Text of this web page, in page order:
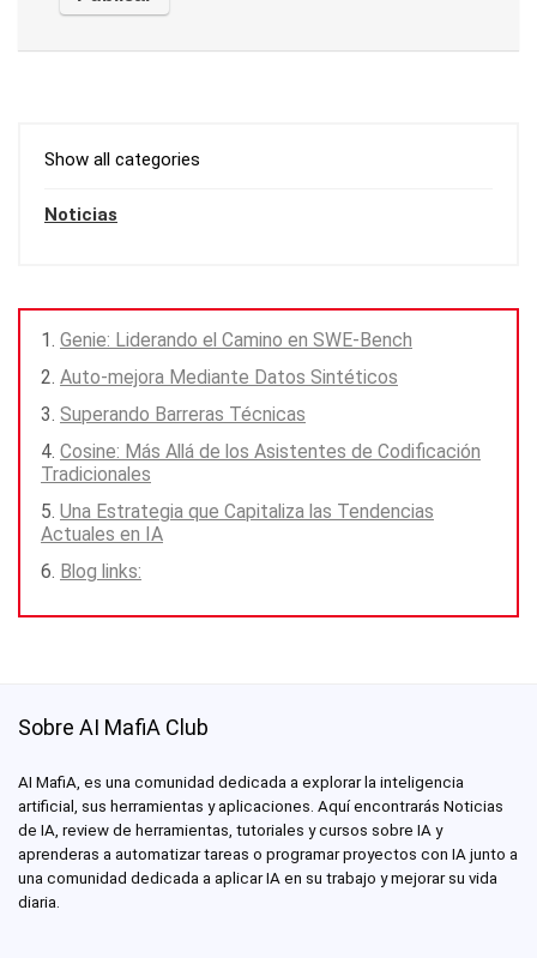
Show all categories
Noticias
Genie: Liderando el Camino en SWE-Bench
Auto-mejora Mediante Datos Sintéticos
Superando Barreras Técnicas
Cosine: Más Allá de los Asistentes de Codificación
Tradicionales
Una Estrategia que Capitaliza las Tendencias
Actuales en IA
Blog links:
Sobre AI MafiA Club
AI MafiA, es una comunidad dedicada a explorar la inteligencia
artificial, sus herramientas y aplicaciones. Aquí encontrarás Noticias
de IA, review de herramientas, tutoriales y cursos sobre IA y
aprenderas a automatizar tareas o programar proyectos con IA junto a
una comunidad dedicada a aplicar IA en su trabajo y mejorar su vida
diaria.